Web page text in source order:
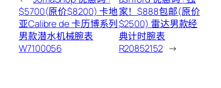
$5700(原价$8200) 卡地
亚Calibre de 卡历博系列
男款潜水机械腕表
W7100056
家！$888包邮(原价
$2500) 雷达男款经
典计时腕表
R20852152 →